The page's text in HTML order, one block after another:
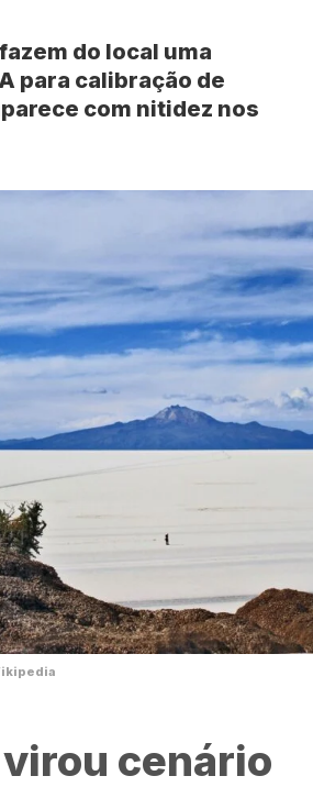
do local uma
para calibração de
com nitidez nos
cenário